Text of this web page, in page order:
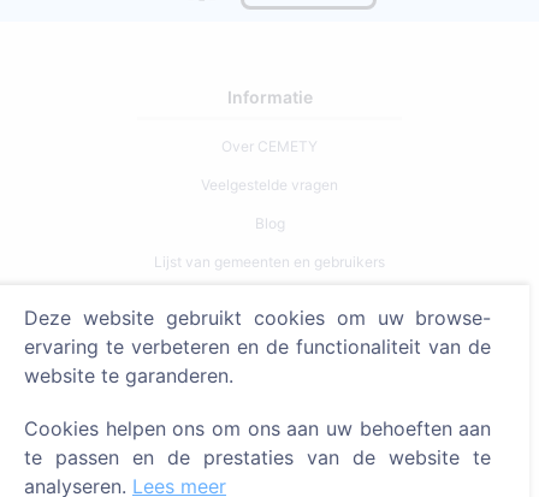
Informatie
Over CEMETY
Veelgestelde vragen
Blog
Lijst van gemeenten en gebruikers
Betalingsbeleid
Cookie-instellingen
Zoeken
Deze website gebruikt cookies om uw browse-
ervaring te verbeteren en de functionaliteit van de
website te garanderen.
Cookies helpen ons om ons aan uw behoeften aan
te passen en de prestaties van de website te
analyseren. Lees meer